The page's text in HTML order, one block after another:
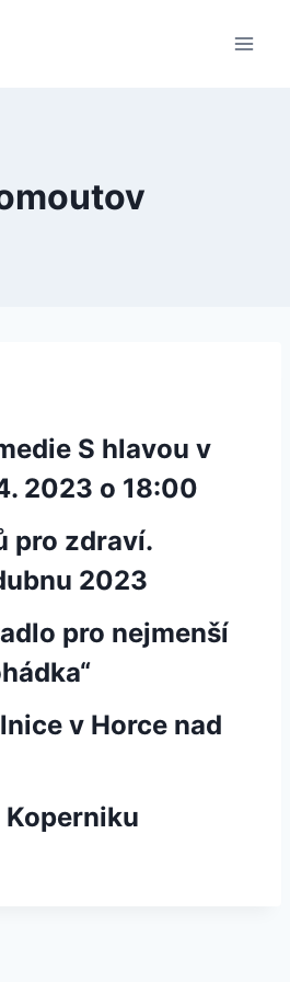
S hlavou v
2023 o 18:00
pro zdraví.
2023
pro nejmenší
v Horce nad